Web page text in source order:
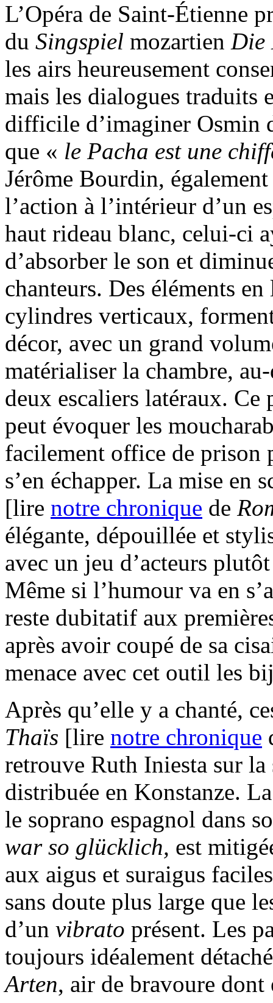
L’Opéra de Saint-Étienne
du Singspiel mozartien Die
les airs heureusement
mais les dialogues traduits
difficile d’imaginer Osmin
que « le Pacha est une
Jérôme Bourdin, également
l’action à l’intérieur d’un
haut rideau blanc, celui-ci
d’absorber le son et
chanteurs. Des éléments
cylindres verticaux,
décor, avec un grand
matérialiser la chambre,
deux escaliers latéraux.
peut évoquer les
facilement office de prison
s’en échapper. La mise en
[lire notre chronique de
élégante, dépouillée et
avec un jeu d’acteurs
Même si l’humour va en
reste dubitatif aux
après avoir coupé de sa
menace avec cet outil les
Après qu’elle y a chanté,
Thaïs [lire notre chronique
retrouve Ruth Iniesta sur la
distribuée en Konstanze.
le soprano espagnol dans
war so glücklich, est
aux aigus et suraigus
sans doute plus large que
d’un vibrato présent. Les
toujours idéalement
Arten, air de bravoure